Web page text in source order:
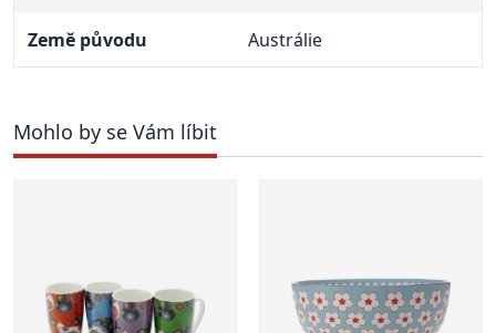
Země původu Austrálie
Mohlo by se Vám líbit